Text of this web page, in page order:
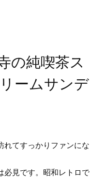
の純喫茶ス
ームサンデ
れてすっかりファンにな
必見です。昭和レトロで